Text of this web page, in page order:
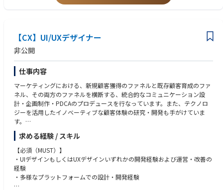
・海外広告賞受賞歴
与件の通りに業務をするのではなく、自ら新しい仕事を生み出し、与件を
創り出すというマインドの方はより歓迎します。
・仕事を作ったり、仕掛けていく自発性
・周囲を巻き込み、リードする力
【CX】UI/UXデザイナー
非公開
仕事内容
マーケティングにおける、新規顧客獲得のファネルと既存顧客育成のファ
ネル、その両方のファネルを横断する、統合的なコミュニケーション設
計・企画制作・PDCAのプロデュースを行なっています。また、テクノロ
ジーを活用したイノベーティブな顧客体験の研究・開発も手がけていま
す。
クリエイティブをCX(カスタマーエクスペリエンス)領域へと拡張し、マス
メディアやデジタルメディア、リアルイベントやXRイベント、認知拡大や
コマース・CRMなど、あらゆる領域に境界線をつけずに、人の心を動か
し、人にとって意義のある、ひとつなぎの体験としてベストソリューショ
ンを生み出すことを目指しています。
当ポジションは、UI/UX領域を起点としながら、CX視点で与えられた課題
求める経験 / スキル
【必須（MUST）】
・UIデザインもしくはUXデザインいずれかの開発経験および運営・改善の
経験
・多様なプラットフォームでの設計・開発経験